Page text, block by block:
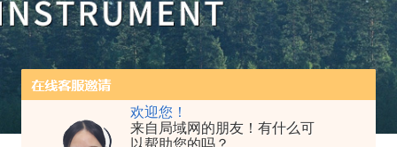
欢迎您！
来自局域网的朋友！有什么可
以帮助您的吗？